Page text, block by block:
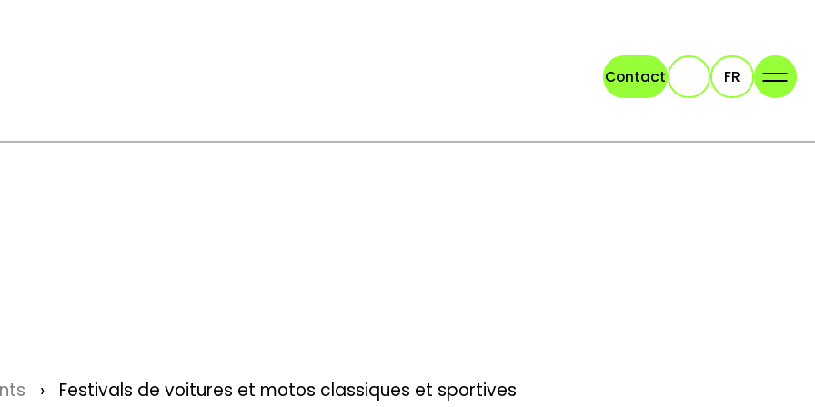
Contact Recherche
FR
Festivals de voitures et motos classiques et sportives